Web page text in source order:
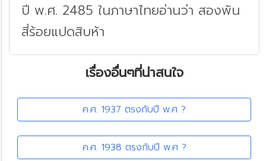
ปี พ.ศ. 2485 ในภาษาไทยอ่านว่า สองพัน
สี่ร้อยแปดสิบห้า
เรื่องอื่นๆที่น่าสนใจ
ค.ศ. 1937 ตรงกับปี พ.ศ ?
ค.ศ. 1938 ตรงกับปี พ.ศ ?